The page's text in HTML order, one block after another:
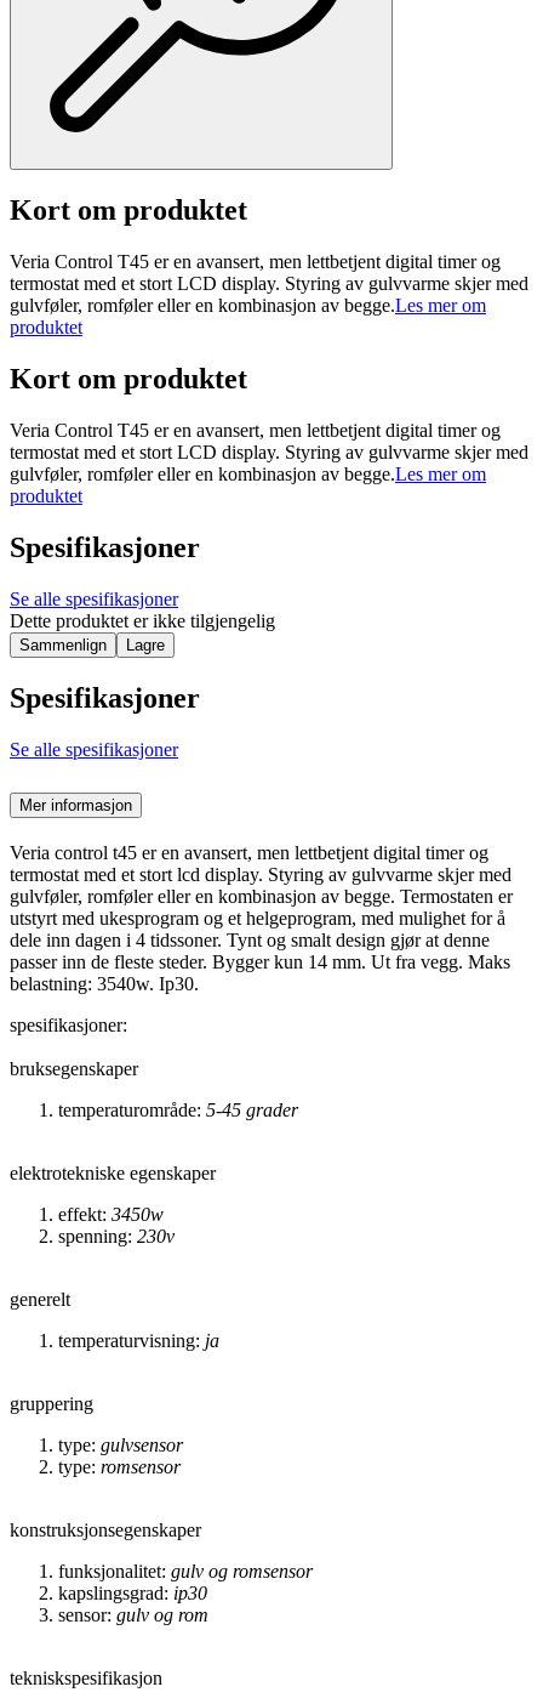
Kort om produktet
Veria Control T45 er en avansert, men lettbetjent digital timer og
termostat med et stort LCD display. Styring av gulvvarme skjer med
gulvføler, romføler eller en kombinasjon av begge.Les mer om
produktet
Kort om produktet
Veria Control T45 er en avansert, men lettbetjent digital timer og
termostat med et stort LCD display. Styring av gulvvarme skjer med
gulvføler, romføler eller en kombinasjon av begge.Les mer om
produktet
Spesifikasjoner
Se alle spesifikasjoner
Dette produktet er ikke tilgjengelig
Sammenlign Lagre
Spesifikasjoner
Se alle spesifikasjoner
Mer informasjon
Veria control t45 er en avansert, men lettbetjent digital timer og
termostat med et stort lcd display. Styring av gulvvarme skjer med
gulvføler, romføler eller en kombinasjon av begge. Termostaten er
utstyrt med ukesprogram og et helgeprogram, med mulighet for å
dele inn dagen i 4 tidssoner. Tynt og smalt design gjør at denne
passer inn de fleste steder. Bygger kun 14 mm. Ut fra vegg. Maks
belastning: 3540w. Ip30.
spesifikasjoner:
bruksegenskaper
temperaturområde: 5-45 grader
elektrotekniske egenskaper
effekt: 3450w
spenning: 230v
generelt
temperaturvisning: ja
gruppering
type: gulvsensor
type: romsensor
konstruksjonsegenskaper
funksjonalitet: gulv og romsensor
kapslingsgrad: ip30
sensor: gulv og rom
tekniskspesifikasjon